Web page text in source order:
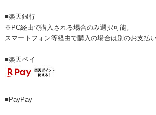
■楽天銀行
※PC経由で購入される場合のみ選択可能。
スマートフォン等経由で購入の場合は別のお支払
■楽天ペイ
■PayPay